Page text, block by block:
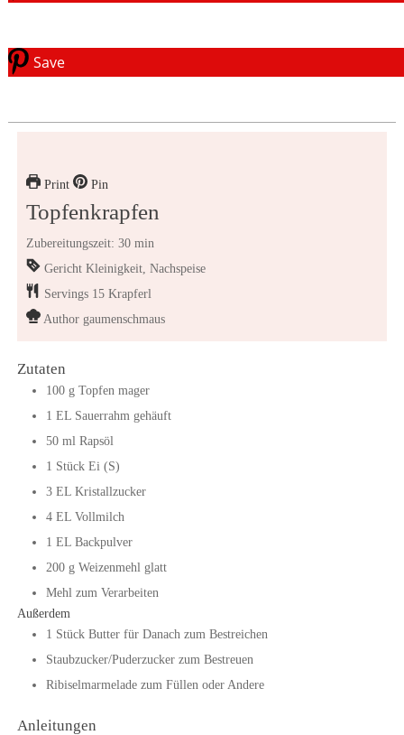
Save
Print Pin
Topfenkrapfen
Zubereitungszeit: 30 min
Gericht Kleinigkeit, Nachspeise
Servings 15 Krapferl
Author gaumenschmaus
Zutaten
100 g Topfen mager
1 EL Sauerrahm gehäuft
50 ml Rapsöl
1 Stück Ei (S)
3 EL Kristallzucker
4 EL Vollmilch
1 EL Backpulver
200 g Weizenmehl glatt
Mehl zum Verarbeiten
Außerdem
1 Stück Butter für Danach zum Bestreichen
Staubzucker/Puderzucker zum Bestreuen
Ribiselmarmelade zum Füllen oder Andere
Anleitungen